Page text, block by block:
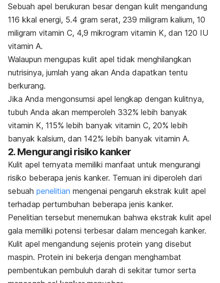
Sebuah apel berukuran besar dengan kulit mengandung
116 kkal energi, 5.4 gram serat, 239 miligram kalium, 10
miligram vitamin C, 4,9 mikrogram vitamin K, dan 120 IU
vitamin A.
Walaupun mengupas kulit apel tidak menghilangkan
nutrisinya, jumlah yang akan Anda dapatkan tentu
berkurang.
Jika Anda mengonsumsi apel lengkap dengan kulitnya,
tubuh Anda akan memperoleh 332% lebih banyak
vitamin K, 115% lebih banyak vitamin C, 20% lebih
banyak kalsium, dan 142% lebih banyak vitamin A.
2. Mengurangi risiko kanker
Kulit apel ternyata memiliki manfaat untuk mengurangi
risiko beberapa jenis kanker. Temuan ini diperoleh dari
sebuah penelitian mengenai pengaruh ekstrak kulit apel
terhadap pertumbuhan beberapa jenis kanker.
Penelitian tersebut menemukan bahwa ekstrak kulit apel
gala memiliki potensi terbesar dalam mencegah kanker.
Kulit apel mengandung sejenis protein yang disebut
maspin. Protein ini bekerja dengan menghambat
pembentukan pembuluh darah di sekitar tumor serta